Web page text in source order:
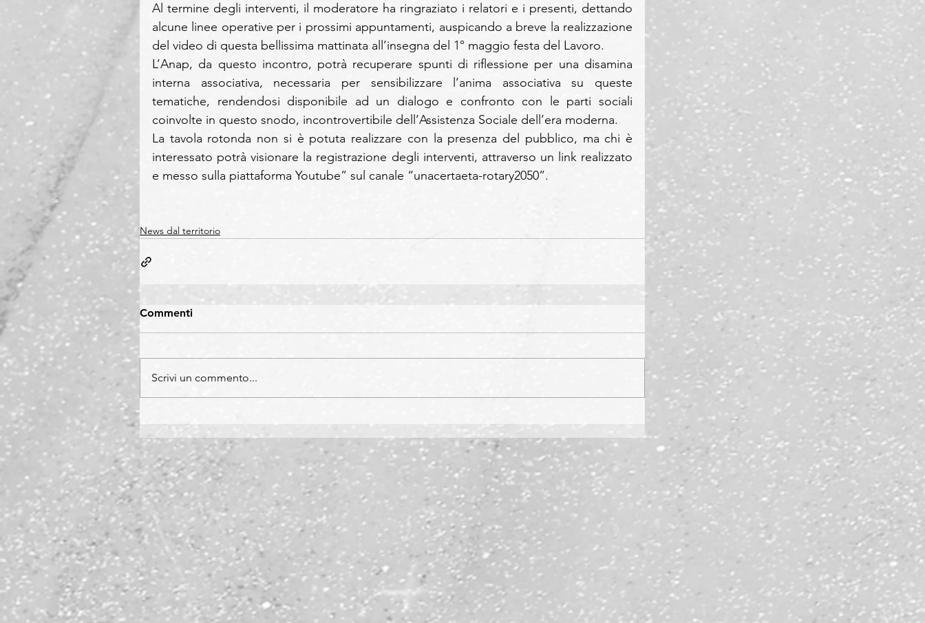
Al termine degli interventi, il moderatore ha ringraziato i relatori e i presenti, dettando
alcune linee operative per i prossimi appuntamenti, auspicando a breve la realizzazione
del video di questa bellissima mattinata all’insegna del 1° maggio festa del Lavoro.
L’Anap, da questo incontro, potrà recuperare spunti di riflessione per una disamina
interna associativa, necessaria per sensibilizzare l’anima associativa su queste
tematiche, rendendosi disponibile ad un dialogo e confronto con le parti sociali
coinvolte in questo snodo, incontrovertibile dell’Assistenza Sociale dell’era moderna.
La tavola rotonda non si è potuta realizzare con la presenza del pubblico, ma chi è
interessato potrà visionare la registrazione degli interventi, attraverso un link realizzato
e messo sulla piattaforma Youtube” sul canale “unacertaeta-rotary2050”.
News dal territorio
Commenti
Scrivi un commento...